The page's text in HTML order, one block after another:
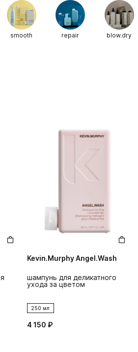
smooth repair blow.dry
Kevin.Murphy Angel.Wash
шампунь для деликатного
ухода за цветом
250 мл
4 150 ₽